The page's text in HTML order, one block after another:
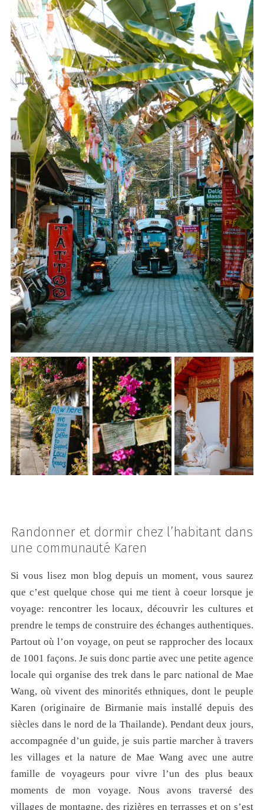
Randonner et dormir chez l’habitant dans
une communauté Karen
Si vous lisez mon blog depuis un moment, vous saurez
que c’est quelque chose qui me tient à coeur lorsque je
voyage: rencontrer les locaux, découvrir les cultures et
prendre le temps de construire des échanges authentiques.
Partout où l’on voyage, on peut se rapprocher des locaux
de 1001 façons. Je suis donc partie avec une petite agence
locale qui organise des trek dans le parc national de Mae
Wang, où vivent des minorités ethniques, dont le peuple
Karen (originaire de Birmanie mais installé depuis des
siècles dans le nord de la Thailande). Pendant deux jours,
accompagnée d’un guide, je suis partie marcher à travers
les villages et la nature de Mae Wang avec une autre
famille de voyageurs pour vivre l’un des plus beaux
moments de mon voyage. Nous avons traversé des
villages de montagne, des rizières en terrasses et on s’est